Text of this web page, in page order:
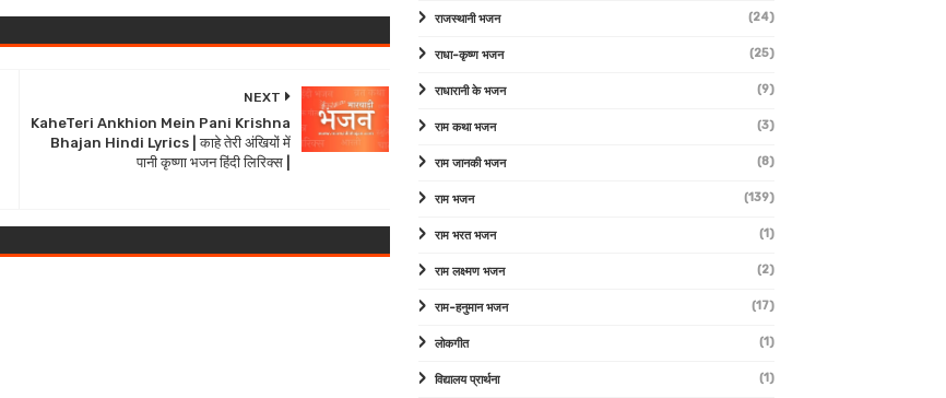
NEXT
KaheTeri Ankhion Mein Pani Krishna
Bhajan Hindi Lyrics | काहे तेरी अंखियों में
पानी कृष्णा भजन हिंदी लिरिक्स |
राजस्थानी भजन (24)
राधा-कृष्ण भजन (25)
राधारानी के भजन (9)
राम कथा भजन (3)
राम जानकी भजन (8)
राम भजन (139)
राम भरत भजन (1)
राम लक्ष्मण भजन (2)
राम-हनुमान भजन (17)
लोकगीत (1)
विद्यालय प्रार्थना (1)